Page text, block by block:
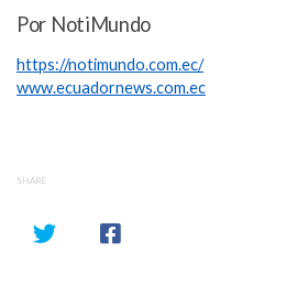
Por NotiMundo
https://notimundo.com.ec/
www.ecuadornews.com.ec
SHARE